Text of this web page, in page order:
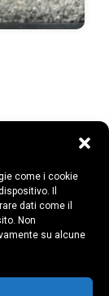
come i cookie
Il
dati come il
Non
su alcune